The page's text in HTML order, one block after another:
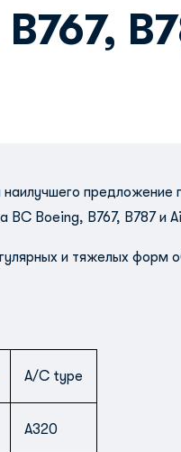
предложение
Boeing, B767, B787 и
и тяжелых форм
A/C type
A320